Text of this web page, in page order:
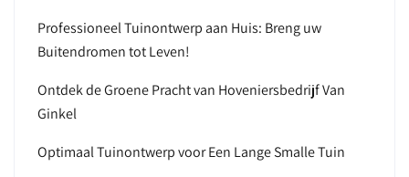
Professioneel Tuinontwerp aan Huis: Breng uw
Buitendromen tot Leven!
Ontdek de Groene Pracht van Hoveniersbedrijf Van
Ginkel
Optimaal Tuinontwerp voor Een Lange Smalle Tuin